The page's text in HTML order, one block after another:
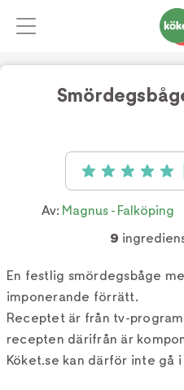
Betyg: 5 av 5 (1
Av: Magnus - Falköping
9
En festlig smördegsbåge
imponerande förrätt.
Receptet är från tv-
recepten därifrån är
Köket.se kan därför inte gå